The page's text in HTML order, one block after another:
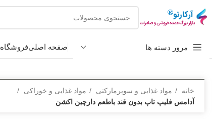
مرور دسته ها صفحه اصلیفروشگاه
خانه مواد غذایی و سوپرمارکتی
مواد غذایی و خوراکی
آدامس فلیپ تاپ بدون قند باطعم دارچین اکشن